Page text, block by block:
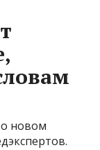
новом